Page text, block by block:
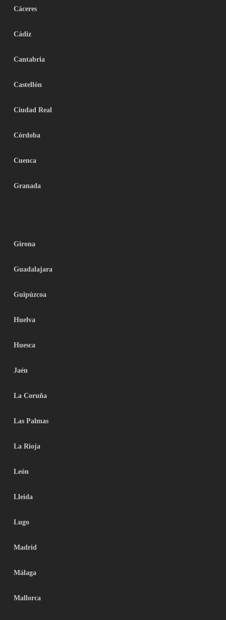
Cáceres
Cádiz
Cantabria
Castellón
Ciudad Real
Córdoba
Cuenca
Granada
Girona
Guadalajara
Guipúzcoa
Huelva
Huesca
Jaén
La Coruña
Las Palmas
La Rioja
León
Lleida
Lugo
Madrid
Málaga
Mallorca